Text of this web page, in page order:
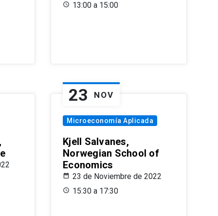
13:00 a 15:00
23 NOV
Microeconomía Aplicada
Kjell Salvanes,
Norwegian School of
Economics
23 de Noviembre de 2022
15:30 a 17:30